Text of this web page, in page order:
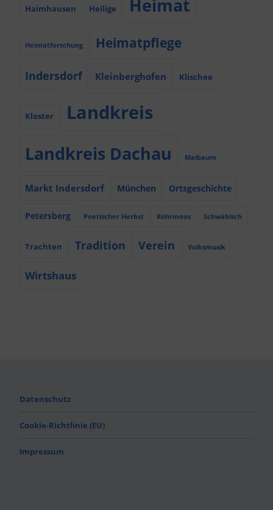
Haimhausen Heilige Heimat
Heimatforschung Heimatpflege
Indersdorf Kleinberghofen Klischee
Kloster Landkreis
Landkreis Dachau Maibaum
Markt Indersdorf München Ortsgeschichte
Petersberg Poetischer Herbst Röhrmoos Schwäbisch
Trachten Tradition Verein Volksmusik
Wirtshaus
Datenschutz
Cookie-Richtlinie (EU)
Impressum